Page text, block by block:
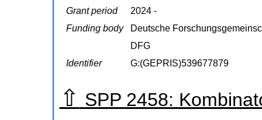
Grant period
2024 -
Funding body
Deutsche
DFG
Identifier
G:(GEPRIS)539677879
⇧ SPP 2458: